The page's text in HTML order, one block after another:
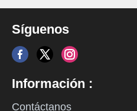
Síguenos
Información :
Contáctanos